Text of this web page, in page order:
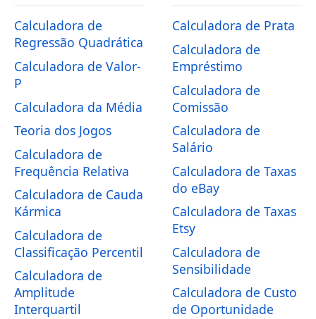
Calculadora de
Regressão Quadrática
Calculadora de Valor-
P
Calculadora da Média
Teoria dos Jogos
Calculadora de
Frequência Relativa
Calculadora de Cauda
Kármica
Calculadora de
Classificação Percentil
Calculadora de
Amplitude
Interquartil
Calculadora de Prata
Calculadora de
Empréstimo
Calculadora de
Comissão
Calculadora de
Salário
Calculadora de Taxas
do eBay
Calculadora de Taxas
Etsy
Calculadora de
Sensibilidade
Calculadora de Custo
de Oportunidade